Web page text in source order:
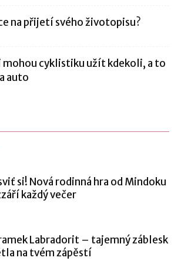
na přijetí svého životopisu?
cyklistiku užít kdekoli, a to
auto
si! Nová rodinná hra od Mindoku
každý večer
Labradorit – tajemný záblesk
na tvém zápěstí